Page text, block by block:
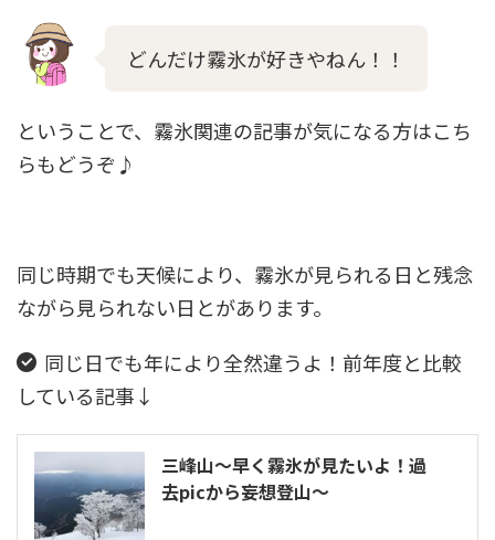
どんだけ霧氷が好きやねん！！
ということで、霧氷関連の記事が気になる方はこち
らもどうぞ♪
同じ時期でも天候により、霧氷が見られる日と残念
ながら見られない日とがあります。
同じ日でも年により全然違うよ！前年度と比較
している記事↓
三峰山～早く霧氷が見たいよ！過
去picから妄想登山～